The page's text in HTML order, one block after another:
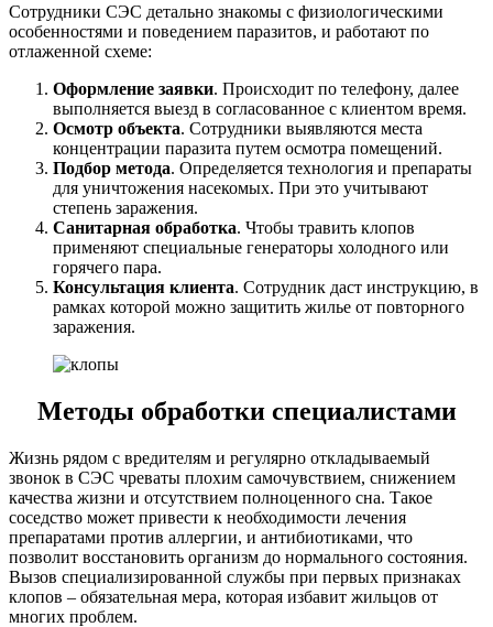
Сотрудники СЭС детально знакомы с физиологическими
особенностями и поведением паразитов, и работают по
отлаженной схеме:
Оформление заявки. Происходит по телефону, далее
выполняется выезд в согласованное с клиентом время.
Осмотр объекта. Сотрудники выявляются места
концентрации паразита путем осмотра помещений.
Подбор метода. Определяется технология и препараты
для уничтожения насекомых. При это учитывают
степень заражения.
Санитарная обработка. Чтобы травить клопов
применяют специальные генераторы холодного или
горячего пара.
Консультация клиента. Сотрудник даст инструкцию, в
рамках которой можно защитить жилье от повторного
заражения.
Методы обработки специалистами
Жизнь рядом с вредителям и регулярно откладываемый
звонок в СЭС чреваты плохим самочувствием, снижением
качества жизни и отсутствием полноценного сна. Такое
соседство может привести к необходимости лечения
препаратами против аллергии, и антибиотиками, что
позволит восстановить организм до нормального состояния.
Вызов специализированной службы при первых признаках
клопов – обязательная мера, которая избавит жильцов от
многих проблем.